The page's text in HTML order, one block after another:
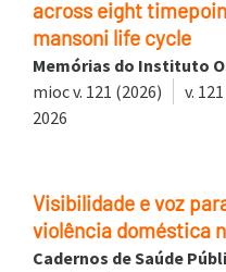
across eight
mansoni life cycle
Memórias do Instituto
mioc v. 121 (2026)
v.
2026
Visibilidade e voz
violência doméstica
Cadernos de Saúde